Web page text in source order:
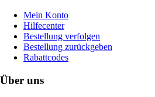
Mein Konto
Hilfecenter
Bestellung verfolgen
Bestellung zurückgeben
Rabattcodes
Über uns